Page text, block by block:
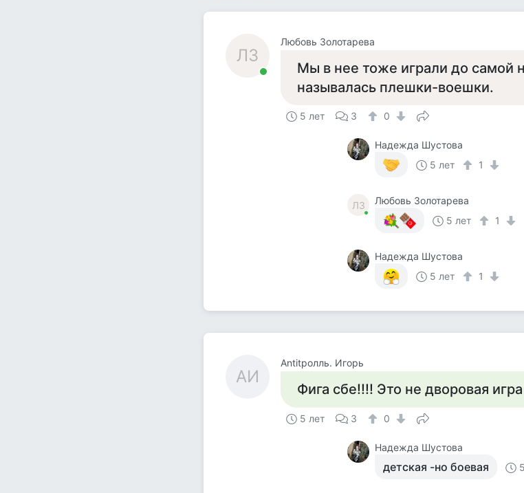
ЛЗ
Любовь Золотарева
Мы в нее тоже играли до самой
называлась плешки-воешки.
5 лет 3 0
Надежда Шустова
5 лет
1
ЛЗ
Любовь Золотарева
5 лет
1
Надежда Шустова
5 лет
1
AИ
Antitролль. Игорь
Фига сбе!!!! Это не дворовая
5 лет 3 0
Надежда Шустова
детская -но боевая